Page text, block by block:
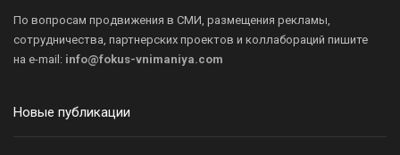
По вопросам продвижения в СМИ, размещения рекламы,
сотрудничества, партнерских проектов и коллабораций пишите
на e-mail: info@fokus-vnimaniya.com
Новые публикации